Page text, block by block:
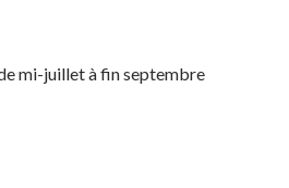
mi-juillet à fin septembre